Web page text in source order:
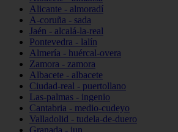
Alicante - almoradí
A-coruña - sada
Jaén - alcalá-la-real
Pontevedra - lalín
Almería - huércal-overa
Zamora - zamora
Albacete - albacete
Ciudad-real - puertollano
Las-palmas - ingenio
Cantabria - medio-cudeyo
Valladolid - tudela-de-duero
Granada - jun